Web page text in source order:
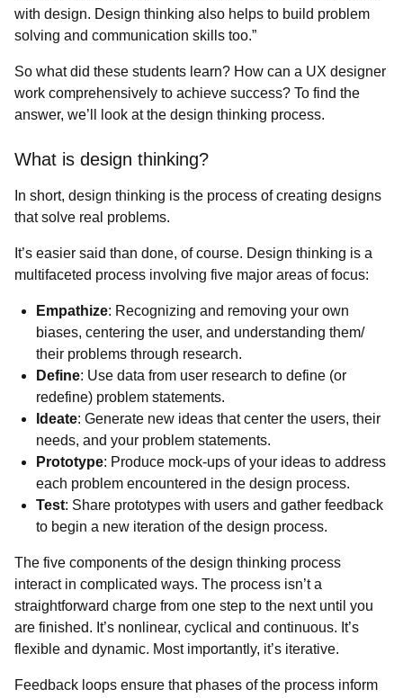
with design. Design thinking also helps to build problem
solving and communication skills too.”
So what did these students learn? How can a UX designer
work comprehensively to achieve success? To find the
answer, we’ll look at the design thinking process.
What is design thinking?
In short, design thinking is the process of creating designs
that solve real problems.
It’s easier said than done, of course. Design thinking is a
multifaceted process involving five major areas of focus:
Empathize: Recognizing and removing your own
biases, centering the user, and understanding them/
their problems through research.
Define: Use data from user research to define (or
redefine) problem statements.
Ideate: Generate new ideas that center the users, their
needs, and your problem statements.
Prototype: Produce mock-ups of your ideas to address
each problem encountered in the design process.
Test: Share prototypes with users and gather feedback
to begin a new iteration of the design process.
The five components of the design thinking process
interact in complicated ways. The process isn’t a
straightforward charge from one step to the next until you
are finished. It’s nonlinear, cyclical and continuous. It’s
flexible and dynamic. Most importantly, it’s iterative.
Feedback loops ensure that phases of the process inform